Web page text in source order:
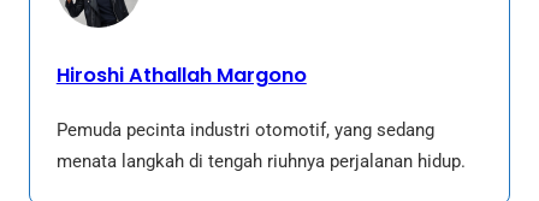
Hiroshi Athallah Margono
Pemuda pecinta industri otomotif, yang sedang
menata langkah di tengah riuhnya perjalanan hidup.